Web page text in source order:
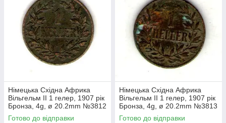
Німецька Східна Африка
Вільгельм II 1 гелер, 1907 рік
Бронза, 4g, ø 20.2mm №3812
Готово до відправки
Німецька Східна Африка
Вільгельм II 1 гелер, 1907 рік
Бронза, 4g, ø 20.2mm №3813
Готово до відправки